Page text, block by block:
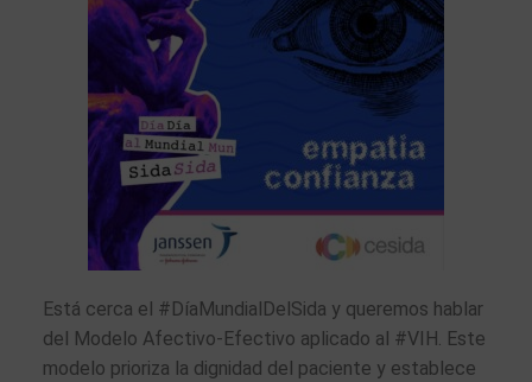
Está cerca el #DíaMundialDelSida y queremos hablar
del Modelo Afectivo-Efectivo aplicado al #VIH. Este
modelo prioriza la dignidad del paciente y establece